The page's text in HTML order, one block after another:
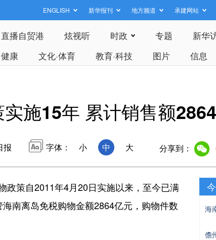
ENGLISH 新华报刊 地方频道 承建网站
直播自贸港 炫视听 时政 专题 新华
健康 文化·体育 教育·科技 图片 信息
施15年 累计销售额
报 字体： 小 中 大 分享到：
策自2011年4月20日实施以来，至今已满
南离岛免税购物金额2864亿元，购物件数
海
儋